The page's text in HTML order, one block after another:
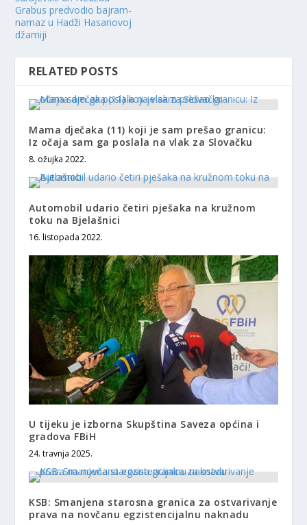
Grabus predvodio bajram-
namaz u Hadži Hasanovoj
džamiji
RELATED POSTS
Mama dječaka (11) koji je sam prešao granicu:
Iz očaja sam ga poslala na vlak za Slovačku
8. ožujka 2022.
Automobil udario četiri pješaka na kružnom
toku na Bjelašnici
16. listopada 2022.
U tijeku je izborna Skupština Saveza općina i
gradova FBiH
24. travnja 2025.
KSB: Smanjena starosna granica za ostvarivanje
prava na novčanu egzistencijalnu naknadu